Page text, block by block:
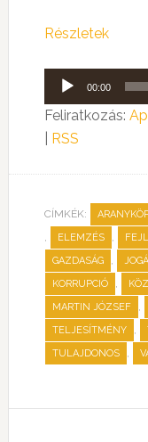
Részletek
Audió
lejátszó
00:00
Feliratkozás:
RSS
CÍMKÉK:
, ELEMZÉS ,
GAZDASÁG ,
KORRUPCIÓ ,
MARTIN JÓZSEF ,
TELJESÍTMÉNY ,
TULAJDONOS ,